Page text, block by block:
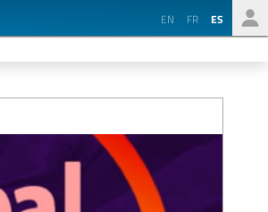
EN FR ES